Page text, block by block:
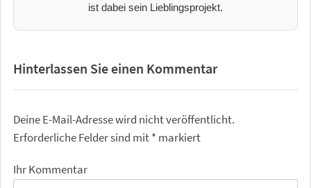
ist dabei sein Lieblingsprojekt.
Hinterlassen Sie einen Kommentar
Deine E-Mail-Adresse wird nicht veröffentlicht.
Erforderliche Felder sind mit* markiert
Ihr Kommentar